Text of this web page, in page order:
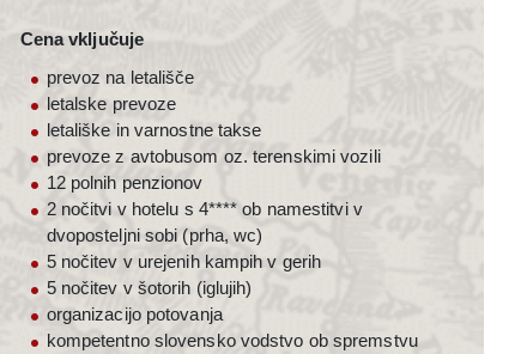
Cena vključuje
prevoz na letališče
letalske prevoze
letališke in varnostne takse
prevoze z avtobusom oz. terenskimi vozili
12 polnih penzionov
2 nočitvi v hotelu s 4**** ob namestitvi v
dvoposteljni sobi (prha, wc)
5 nočitev v urejenih kampih v gerih
5 nočitev v šotorih (iglujih)
organizacijo potovanja
kompetentno slovensko vodstvo ob spremstvu